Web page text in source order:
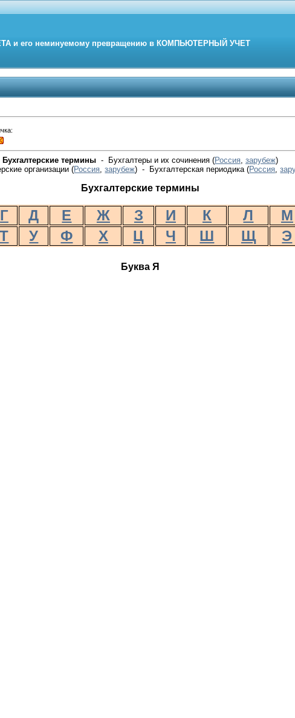
и его неминуемому превращению в КОМПЬЮТЕРНЫЙ УЧЕТ
Бухгалтерские термины- Бухгалтеры и их сочинения (Россия, зарубеж)
организации (Россия ,зарубеж) - Бухгалтерская периодика(Россия ,
Бухгалтерские термины
Г Д Е Ж З И К Л М
Т У Ф Х Ц Ч Ш Щ Э
Буква Я